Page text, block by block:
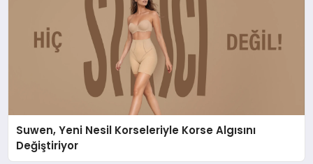
Suwen, Yeni Nesil Korseleriyle Korse Algısını
Değiştiriyor